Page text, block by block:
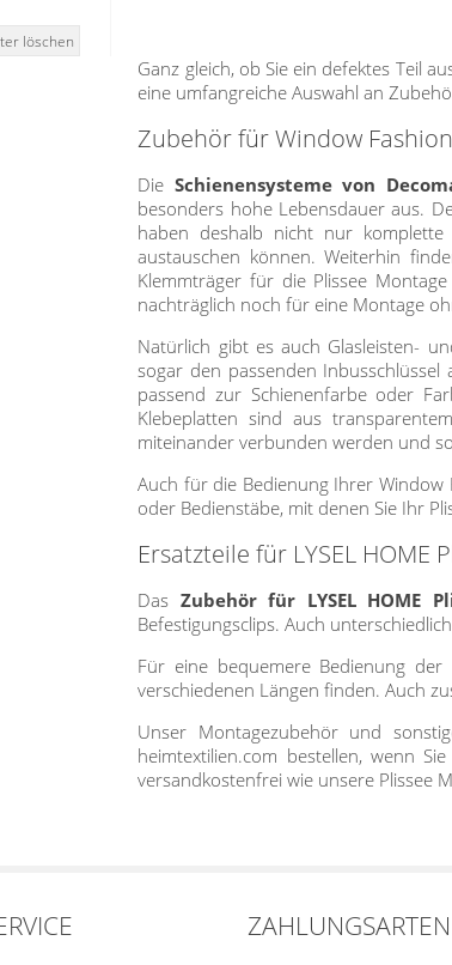
löschen
Ganz gleich, ob Sie ein defektes Teil
eine umfangreiche Auswahl an
Zubehör für Window
Die Schienensysteme von
besonders hohe Lebensdauer aus.
haben deshalb nicht nur komplette
austauschen können. Weiterhin
Klemmträger für die Plissee
nachträglich noch für eine Montage
Natürlich gibt es auch Glasleisten-
sogar den passenden Inbusschlüssel
passend zur Schienenfarbe oder
Klebeplatten sind aus
miteinander verbunden werden und
Auch für die Bedienung Ihrer Window
oder Bedienstäbe, mit denen Sie Ihr
Ersatzteile für LYSEL HOME
Das Zubehör für LYSEL HOME
Befestigungsclips. Auch
Für eine bequemere Bedienung
verschiedenen Längen finden. Auch
Unser Montagezubehör und
heimtextilien.com bestellen, wenn
versandkostenfrei wie unsere Plissee
ZAHLUNGSARTEN